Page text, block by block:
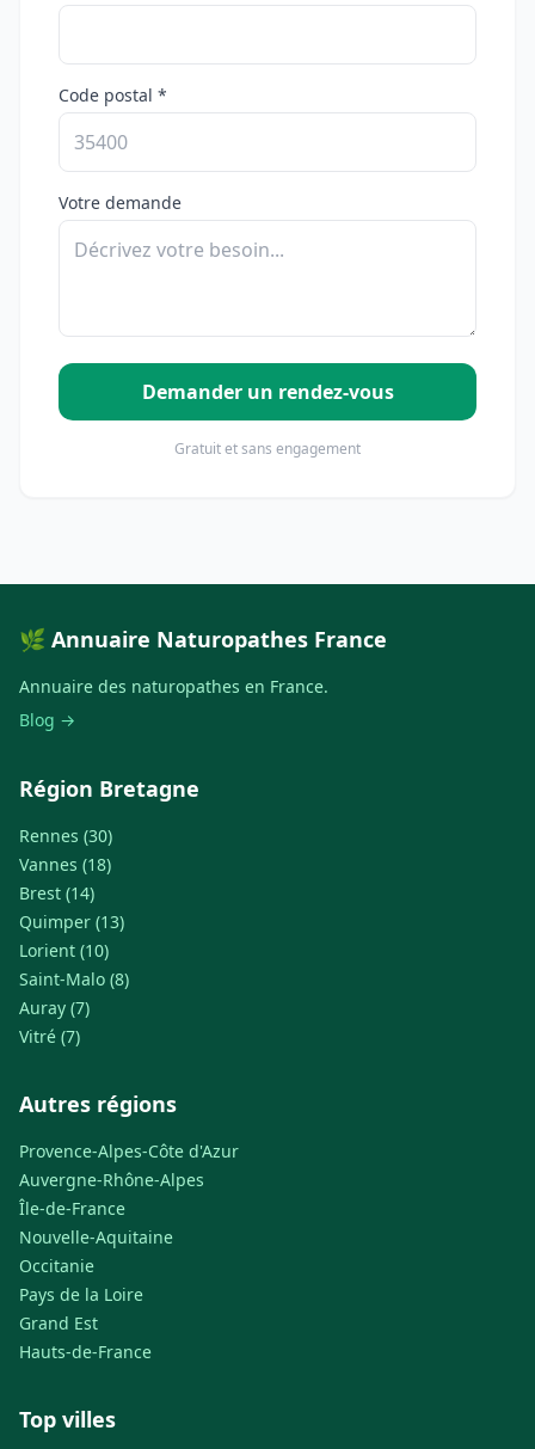
Code postal *
Votre demande
Demander un rendez-vous
Gratuit et sans engagement
🌿 Annuaire Naturopathes France
Annuaire des naturopathes en France.
Blog →
Région Bretagne
Rennes (30)
Vannes (18)
Brest (14)
Quimper (13)
Lorient (10)
Saint-Malo (8)
Auray (7)
Vitré (7)
Autres régions
Provence-Alpes-Côte d'Azur
Auvergne-Rhône-Alpes
Île-de-France
Nouvelle-Aquitaine
Occitanie
Pays de la Loire
Grand Est
Hauts-de-France
Top villes